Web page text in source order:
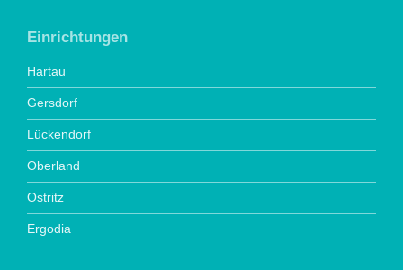
Einrichtungen
Hartau
Gersdorf
Lückendorf
Oberland
Ostritz
Ergodia